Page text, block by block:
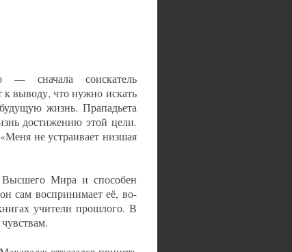
— сначала соискатель
к выводу, что нужно искать
жизнь. Прападьета
достижению этой цели.
не устраивает низшая
Высшего Мира и способен
сам воспринимает её, во-
учители прошлого. В